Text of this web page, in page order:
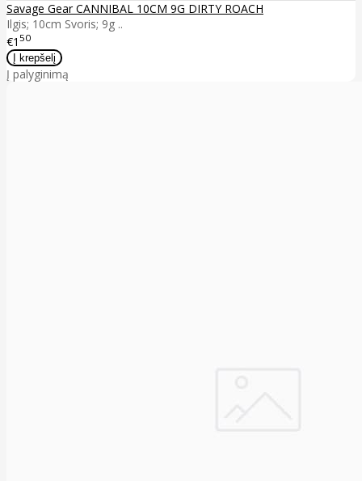
Savage Gear CANNIBAL 10CM 9G DIRTY ROACH
Ilgis; 10cm Svoris; 9g ..
€1 50
Į palyginimą